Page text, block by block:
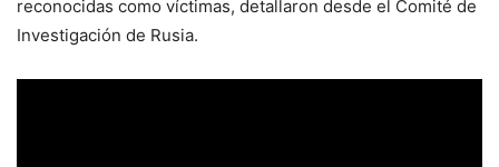
reconocidas como víctimas, detallaron desde el Comité de
Investigación de Rusia.